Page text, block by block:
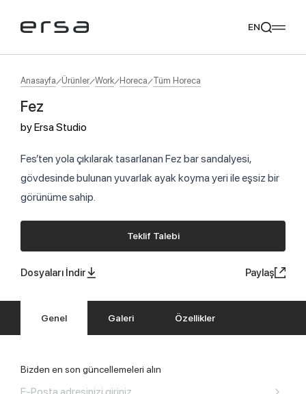
Popular searches
Tavsiye Ediyoruz
EN
Anasayfa Ürünler Work Horeca Tüm Horeca
Fez
byErsa Studio
Fes’ten yola çıkılarak tasarlanan Fez bar sandalyesi,
gövdesinde bulunan yuvarlak ayak koyma yeri ile eşsiz bir
görünüme sahip.
Teklif Talebi
Dosyaları İndir Paylaş
Genel Galeri Özellikler
Bizden en son güncellemeleri alın